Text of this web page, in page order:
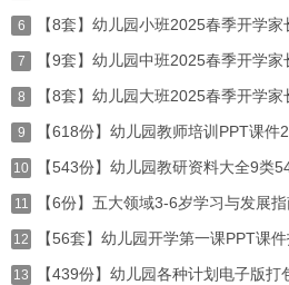
6 【8套】幼儿园小班2025春季开学
打
7 【9套】幼儿园中班2025春季开学
打
8 【8套】幼儿园大班2025春季开学
打
9
【618份】幼儿园教师培训PPT课件
10 【543份】幼儿园教研资料大全9类
（word+ppt）
11
【6份】五大领域3-6岁学习与发展
12
【56套】幼儿园开学第一课PPT课
13
【439份】幼儿园各种计划电子版